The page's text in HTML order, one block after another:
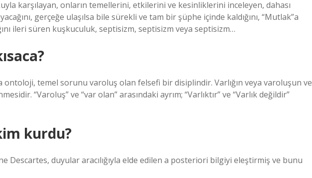
karşılayan, onların temellerini, etkilerini ve kesinliklerini inceleyen, dahası
gerçeğe ulaşılsa bile sürekli ve tam bir şüphe içinde kaldığını, “Mutlak”a
ileri süren kuşkuculuk, septisizm, septisizm veya septisizm…
ontoloji, temel sorunu varoluş olan felsefi bir disiplindir. Varlığın veya varoluşun ve
“Varoluş” ve “var olan” arasındaki ayrım; “Varlıktır” ve “Varlık değildir”
kurdu?
Descartes, duyular aracılığıyla elde edilen a posteriori bilgiyi eleştirmiş ve bunu